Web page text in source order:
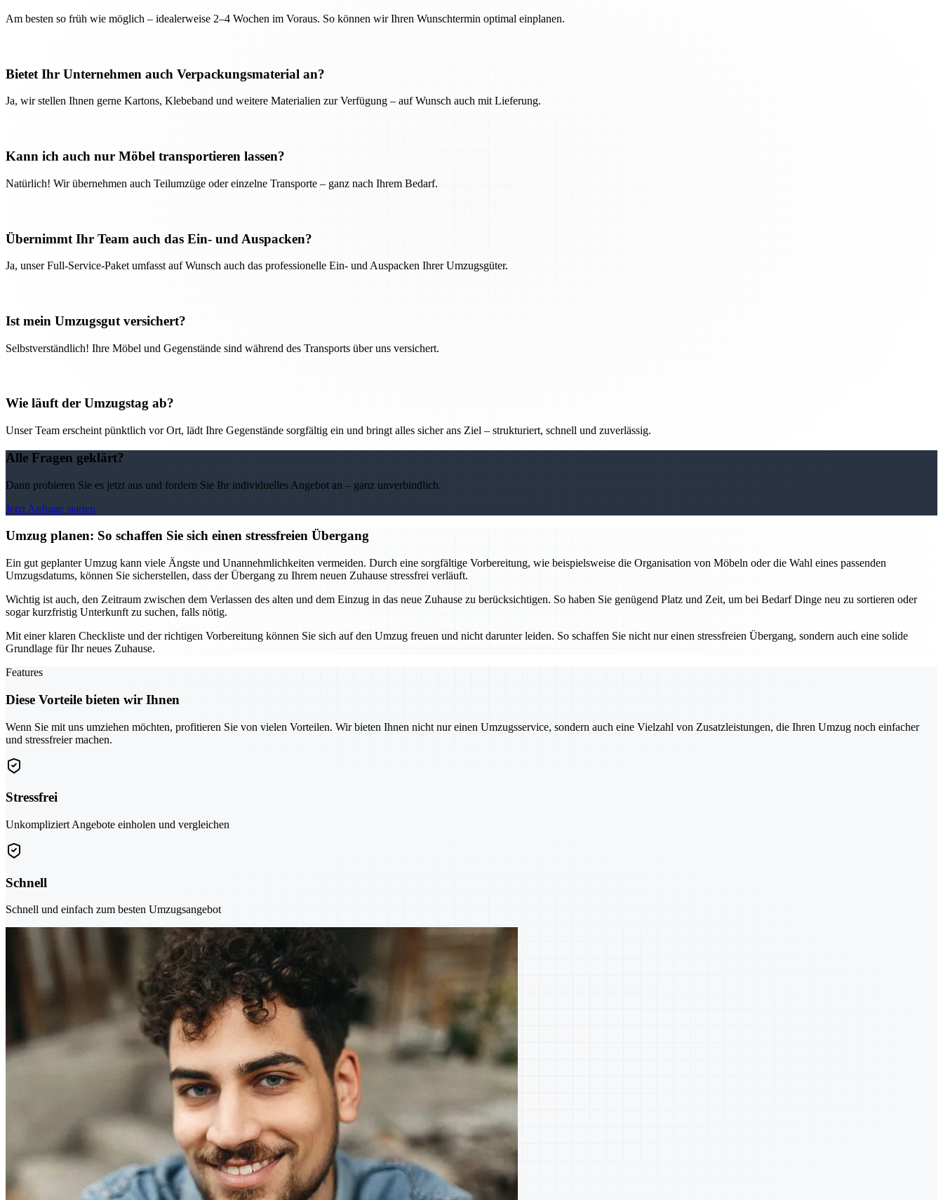
Am besten so früh wie möglich – idealerweise 2–4 Wochen im Voraus. So können wir Ihren Wunschtermin optimal einplanen.
Bietet Ihr Unternehmen auch Verpackungsmaterial an?
Ja, wir stellen Ihnen gerne Kartons, Klebeband und weitere Materialien zur Verfügung – auf Wunsch auch mit Lieferung.
Kann ich auch nur Möbel transportieren lassen?
Natürlich! Wir übernehmen auch Teilumzüge oder einzelne Transporte – ganz nach Ihrem Bedarf.
Übernimmt Ihr Team auch das Ein- und Auspacken?
Ja, unser Full-Service-Paket umfasst auf Wunsch auch das professionelle Ein- und Auspacken Ihrer Umzugsgüter.
Ist mein Umzugsgut versichert?
Selbstverständlich! Ihre Möbel und Gegenstände sind während des Transports über uns versichert.
Wie läuft der Umzugstag ab?
Unser Team erscheint pünktlich vor Ort, lädt Ihre Gegenstände sorgfältig ein und bringt alles sicher ans Ziel – strukturiert, schnell und zuverlässig.
Alle Fragen geklärt?
Dann probieren Sie es jetzt aus und fordern Sie Ihr individuelles Angebot an – ganz unverbindlich.
Jetzt Anfrage starten
Umzug planen: So schaffen Sie sich einen stressfreien Übergang
Ein gut geplanter Umzug kann viele Ängste und Unannehmlichkeiten vermeiden. Durch eine sorgfältige Vorbereitung, wie beispielsweise die Organisation von Möbeln oder die Wahl eines passenden
Umzugsdatums, können Sie sicherstellen, dass der Übergang zu Ihrem neuen Zuhause stressfrei verläuft.
Wichtig ist auch, den Zeitraum zwischen dem Verlassen des alten und dem Einzug in das neue Zuhause zu berücksichtigen. So haben Sie genügend Platz und Zeit, um bei Bedarf Dinge neu zu sortieren oder
sogar kurzfristig Unterkunft zu suchen, falls nötig.
Mit einer klaren Checkliste und der richtigen Vorbereitung können Sie sich auf den Umzug freuen und nicht darunter leiden. So schaffen Sie nicht nur einen stressfreien Übergang, sondern auch eine solide
Grundlage für Ihr neues Zuhause.
Features
Diese Vorteile bieten wir Ihnen
Wenn Sie mit uns umziehen möchten, profitieren Sie von vielen Vorteilen. Wir bieten Ihnen nicht nur einen Umzugsservice, sondern auch eine Vielzahl von Zusatzleistungen, die Ihren Umzug noch einfacher
und stressfreier machen.
Stressfrei
Unkompliziert Angebote einholen und vergleichen
Schnell
Schnell und einfach zum besten Umzugsangebot